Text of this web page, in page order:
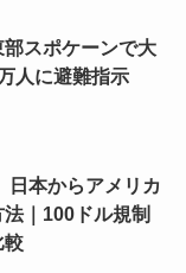
スポケーンで大
人に避難指示
日本からアメリカ
｜100ドル規制
較